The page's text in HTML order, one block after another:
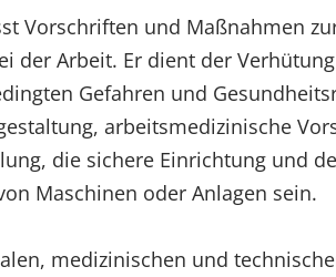
Vorschriften und Maßnahmen
der Arbeit. Er dient der
Gefahren und
arbeitsmedizinische
die sichere Einrichtung und
Maschinen oder Anlagen sein.
medizinischen und